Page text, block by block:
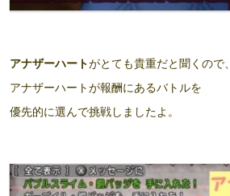
アナザーハートがとても貴重だと聞くので、
アナザーハートが報酬にあるバトルを
優先的に選んで挑戦しましたよ。